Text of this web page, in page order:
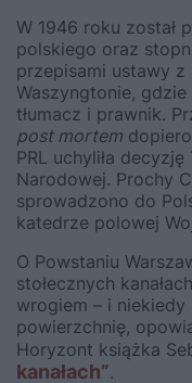
W 1946 roku został
polskiego oraz
przepisami ustawy z
Waszyngtonie,
tłumacz i prawnik.
post mortem
PRL uchyliła
Narodowej. Prochy
sprowadzono do
katedrze polowej
O Powstaniu
stołecznych
wrogiem – i
powierzchnię,
Horyzont książka
kanałach”.